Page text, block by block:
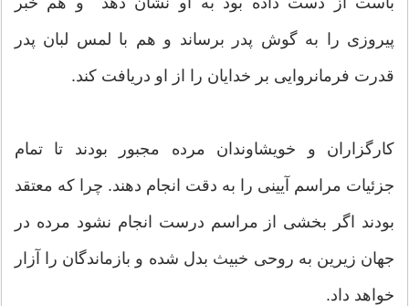
پیروزی را به گوش پدر برساند و هم با لمس لبان پدر
قدرت فرمانروایی بر خدایان را از او دریافت كند.
كارگزاران و خویشاوندان مرده مجبور بودند تا تمام
جزئیات مراسم آیینی را به دقت انجام دهند. چرا كه معتقد
بودند اگر بخشی از مراسم درست انجام نشود مرده در
جهان زیرین به روحی خبیث بدل شده و بازماندگان را آزار
خواهد داد.